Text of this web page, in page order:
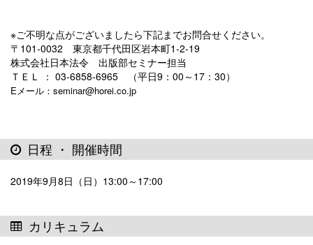
※ご不明な点がございましたら下記までお問合せください。
〒101-0032 東京都千代田区岩本町1-2-19
株式会社日本法令 出版部セミナー担当
ＴＥＬ ： 03-6858-6965 （平日9：00～17：30）
Eメール：seminar@horei.co.jp
日程 ・ 開催時間
2019年9月8日（日）13:00～17:00
カリキュラム